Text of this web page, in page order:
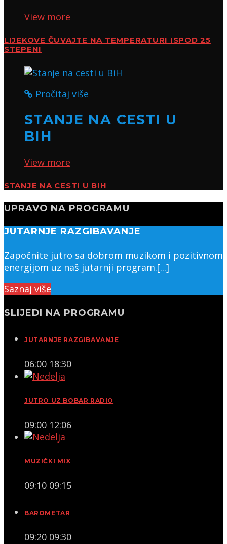
View more
LIJEKOVE ČUVAJTE NA TEMPERATURI ISPOD 25
STEPENI
Pročitaj više
STANJE NA CESTI U
BIH
View more
STANJE NA CESTI U BIH
UPRAVO NA PROGRAMU
JUTARNJE RAZGIBAVANJE
Započnite jutro sa dobrom muzikom i pozitivnom
energijom uz naš jutarnji program.[...]
Saznaj više
SLIJEDI NA PROGRAMU
JUTARNJE RAZGIBAVANJE
06:00 18:30
JUTRO UZ BOBAR RADIO
09:00 12:06
MUZIČKI MIX
09:10 09:15
BAROMETAR
09:20 09:30